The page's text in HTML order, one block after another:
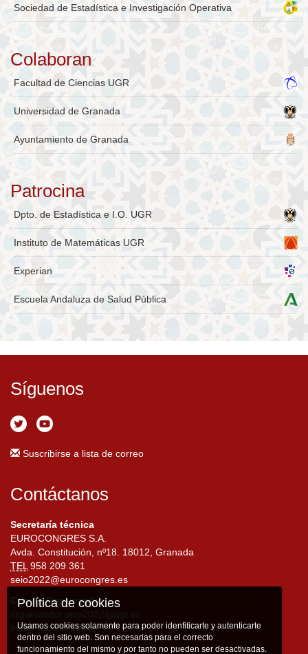
Sociedad de Estadística e Investigación Operativa
Colaboran
Facultad de Ciencias UGR
Universidad de Granada
Ayuntamiento de Granada
Patrocina
Dpto. de Estadística e I.O. UGR
Instituto de Matemáticas UGR
Experian
Escuela Andaluza de Salud Pública
Síguenos
Suscribirse a lista de correo
Contáctanos
Secretaría técnica
EUROCONGRES S.A.
Avda. Constitución, nº18. 18012, Granada
TEL958 209 361
seio2022@eurocongres.es
Comité Organizador
organizador.seio2022@ugr.es
info@seio2022.com
Política de cookies
Usamos cookies solamente para poder idenfiticarte y autenticarte
dentro del sitio web. Son necesarias para el correcto
funcionamiento del mismo y por tanto no pueden ser desactivadas.